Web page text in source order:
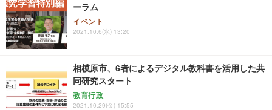
ーラム
イベント
2021.10.6(水) 13:20
相模原市、6者によるデジタル教科書を活用した共
同研究スタート
教育行政
2021.10.29(金) 15:55